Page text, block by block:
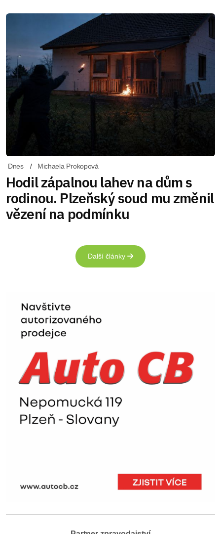
Dnes Michaela Prokopová
Hodil zápalnou lahev na dům s
rodinou. Plzeňský soud mu změnil
vězení na podmínku
Další články